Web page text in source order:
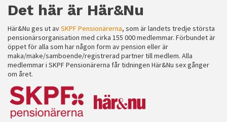
Det här är Här&Nu
Här&Nu ges ut avSKPF Pensionärerna, som är landets tredje största
pensionärsorganisation med cirka 155 000 medlemmar. Förbundet är
öppet för alla som har någon form av pension eller är
maka/make/samboende/registrerad partner till medlem. Alla
medlemmar i SKPF Pensionärerna får tidningen Här&Nu sex gånger
om året.